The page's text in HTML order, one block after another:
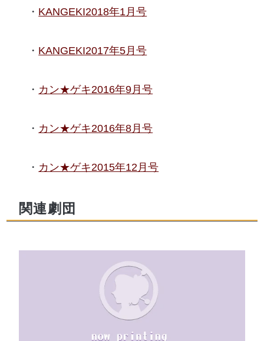
KANGEKI2018年1月号
KANGEKI2017年5月号
カン★ゲキ2016年9月号
カン★ゲキ2016年8月号
カン★ゲキ2015年12月号
関連劇団